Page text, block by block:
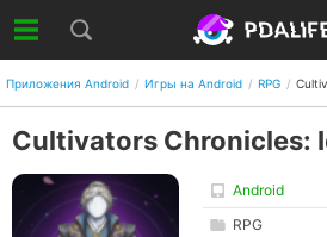
Приложения Android Игры на Android RPG
Cultivators Chronicles:
Android
RPG